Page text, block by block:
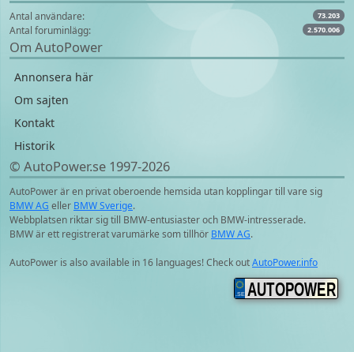
Antal användare: 73.203
Antal foruminlägg: 2.570.006
Om AutoPower
Annonsera här
Om sajten
Kontakt
Historik
© AutoPower.se 1997‑2026
AutoPower är en privat oberoende hemsida utan kopplingar till vare sig
BMW AG eller BMW Sverige.
Webbplatsen riktar sig till BMW-entusiaster och BMW-intresserade.
BMW är ett registrerat varumärke som tillhör BMW AG.
AutoPower is also available in 16 languages! Check outAutoPower.info
AUTOPOWER